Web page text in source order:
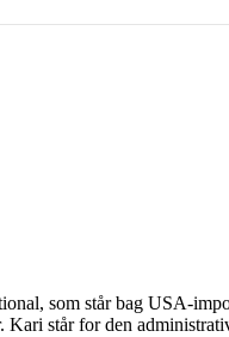
som står bag USA-
står for den